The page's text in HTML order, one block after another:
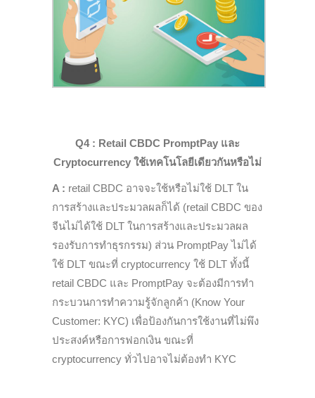
Q4 : Retail CBDC PromptPay และ
Cryptocurrency ใช้เทคโนโลยีเดียวกันหรือไม่
A : retail CBDC อาจจะใช้หรือไม่ใช้ DLT ใน
การสร้างและประมวลผลก็ได้ (retail CBDC ของ
จีนไม่ได้ใช้ DLT ในการสร้างและประมวลผล
รองรับการทำธุรกรรม) ส่วน PromptPay ไม่ได้
ใช้ DLT ขณะที่ cryptocurrency ใช้ DLT ทั้งนี้
retail CBDC และ PromptPay จะต้องมีการทำ
กระบวนการทำความรู้จักลูกค้า (Know Your
Customer: KYC) เพื่อป้องกันการใช้งานที่ไม่พึง
ประสงค์หรือการฟอกเงิน ขณะที่
cryptocurrency ทั่วไปอาจไม่ต้องทำ KYC